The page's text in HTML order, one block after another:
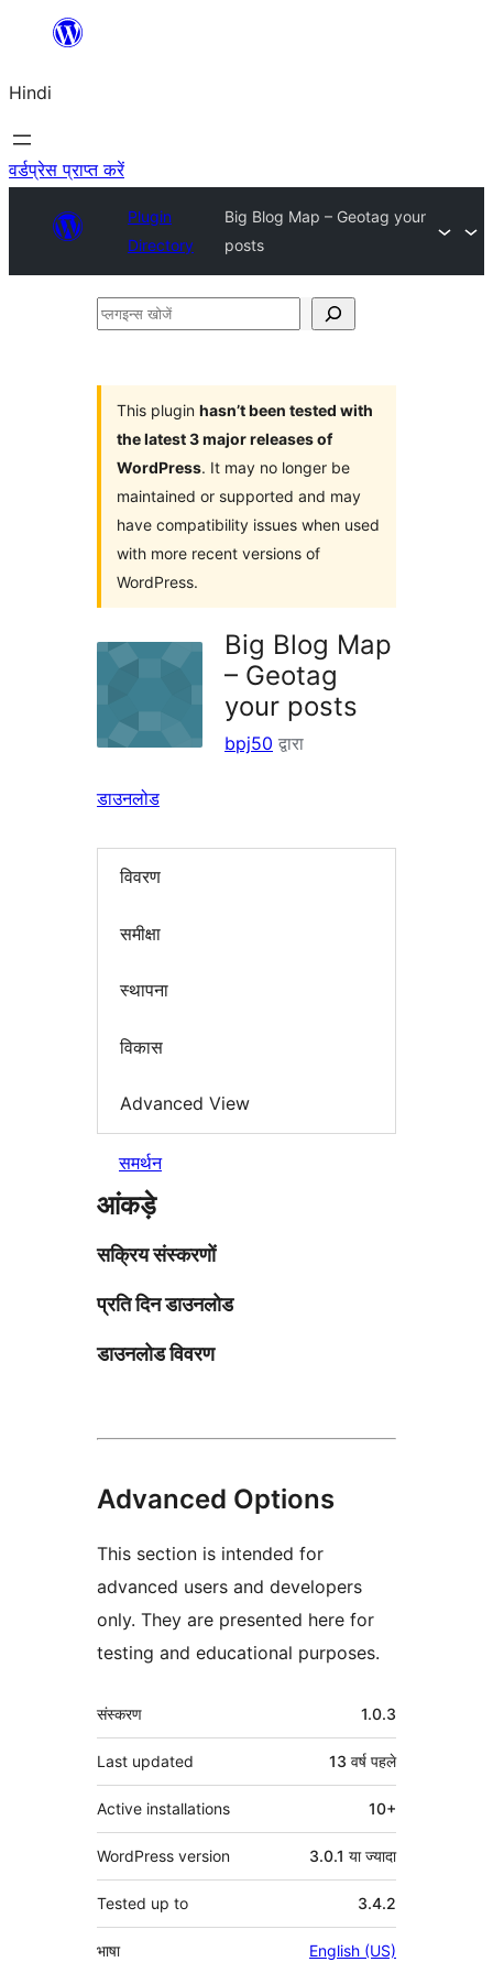
सामग्री
जाएं
Hindi
वर्डप्रेस प्राप्त करें
Plugin
Directory
Big Blog Map – Geotag your
posts
प्लगइन्स
This plugin hasn’t been tested with
the latest 3 major releases of
WordPress. It may no longer be
maintained or supported and may
have compatibility issues when used
with more recent versions of
WordPress.
Big Blog Map
– Geotag
your posts
bpj50 द्वारा
डाउनलोड
विवरण
समीक्षा
स्थापना
विकास
Advanced View
समर्थन
आंकड़े
सक्रिय संस्करणों
प्रति दिन डाउनलोड
डाउनलोड विवरण
Advanced Options
This section is intended for
advanced users and developers
only. They are presented here for
testing and educational purposes.
मेटा
संस्करण 1.0.3
Last updated 13 वर्ष पहले
Active installations 10+
WordPress version 3.0.1 या ज्यादा
Tested up to 3.4.2
भाषा English (US)